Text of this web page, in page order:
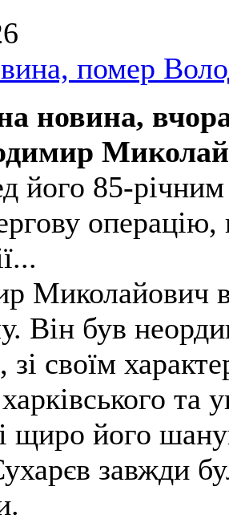
помер
новина,
його 85-
операцію,
Миколайович
Він був
зі своїм
та
щиро його
завжди